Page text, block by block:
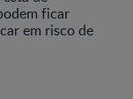
ficar
em risco de